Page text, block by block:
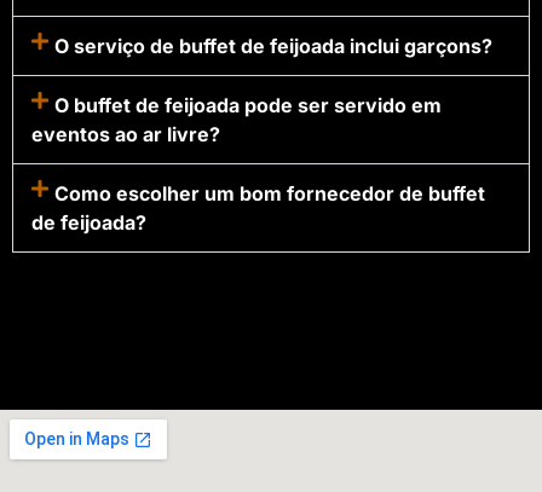
O serviço de buffet de feijoada inclui garçons?
O buffet de feijoada pode ser servido em
eventos ao ar livre?
Como escolher um bom fornecedor de buffet
de feijoada?